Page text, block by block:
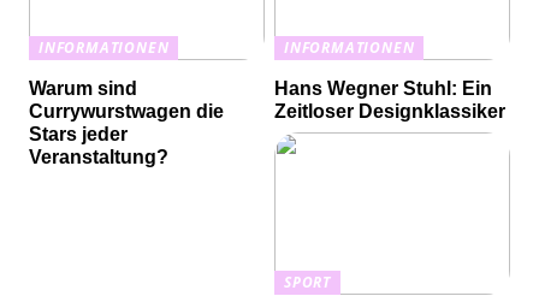
INFORMATIONEN
Warum sind
Currywurstwagen die
Stars jeder
Veranstaltung?
INFORMATIONEN
Hans Wegner Stuhl: Ein
Zeitloser Designklassiker
SPORT